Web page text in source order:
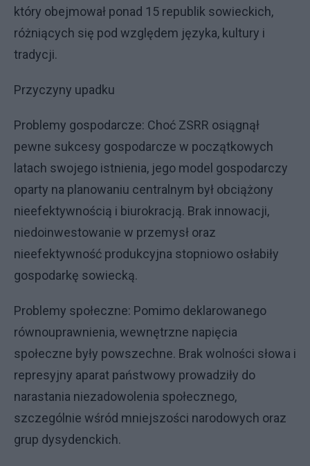
który obejmował ponad 15 republik sowieckich,
różniących się pod względem języka, kultury i
tradycji.
Przyczyny upadku
Problemy gospodarcze: Choć ZSRR osiągnął
pewne sukcesy gospodarcze w początkowych
latach swojego istnienia, jego model gospodarczy
oparty na planowaniu centralnym był obciążony
nieefektywnością i biurokracją. Brak innowacji,
niedoinwestowanie w przemysł oraz
nieefektywność produkcyjna stopniowo osłabiły
gospodarkę sowiecką.
Problemy społeczne: Pomimo deklarowanego
równouprawnienia, wewnętrzne napięcia
społeczne były powszechne. Brak wolności słowa i
represyjny aparat państwowy prowadziły do
narastania niezadowolenia społecznego,
szczególnie wśród mniejszości narodowych oraz
grup dysydenckich.